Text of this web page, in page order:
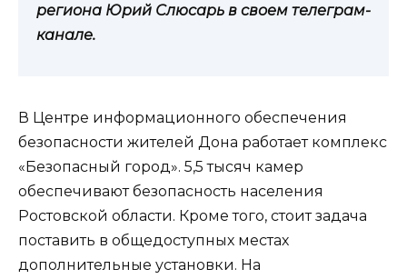
региона Юрий Слюсарь в своем телеграм-
канале.
В Центре информационного обеспечения
безопасности жителей Дона работает комплекс
«Безопасный город». 5,5 тысяч камер
обеспечивают безопасность населения
Ростовской области. Кроме того, стоит задача
поставить в общедоступных местах
дополнительные установки. На